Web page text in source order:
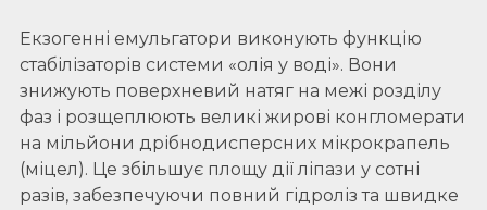
Екзогенні емульгатори виконують функцію
стабілізаторів системи «олія у воді». Вони
знижують поверхневий натяг на межі розділу
фаз і розщеплюють великі жирові конгломерати
на мільйони дрібнодисперсних мікрокрапель
(міцел). Це збільшує площу дії ліпази у сотні
разів, забезпечуючи повний гідроліз та швидке